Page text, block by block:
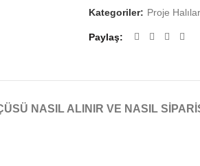
Kategoriler: Proje
Paylaş
NASIL ALINIR VE NASIL